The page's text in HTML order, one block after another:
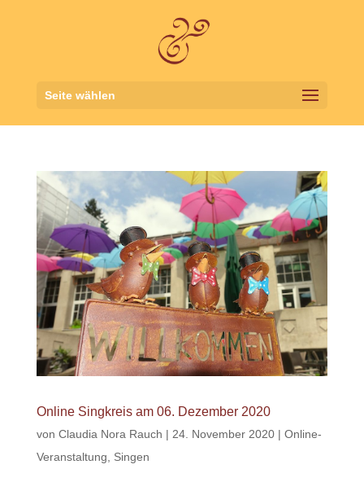
Seite wählen
Online Singkreis am 06. Dezember 2020
von Claudia Nora Rauch | 24. November 2020| Online-
Veranstaltung
Singen